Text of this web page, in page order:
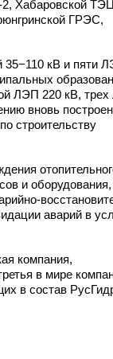
Хабаровской
ГРЭС,
35−110 кВ и пяти
ЛЭП 220 кВ,
вновь
строительству
и оборудования,
аварий в
компания,
в мире
в состав